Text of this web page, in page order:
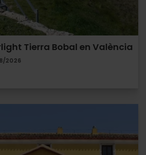
Tierra Bobal en València
2026